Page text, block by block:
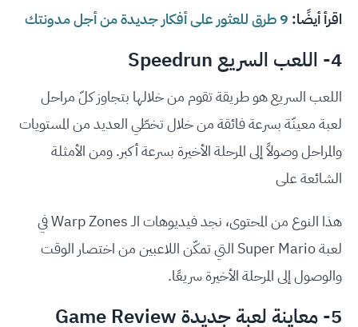
اقرأ أيضًا: 9 طرق للعثور على أفكار جديدة من أجل مدونتك
4- اللعب السريع Speedrun
اللعب السريع هو طريقة تقوم من خلالها بتجاوز كلّ مراحل
لعبة معينّة بسرعة فائقة من خلال تخطّي العديد من المستويات
والمراحل وصولاً إلى المرحلة الأخيرة بسرعة أكبر. ومن الأمثلة
الشائعة على
هذا النوع من المحتوى، نجد فيديوهات الـ Warp Zones في
لعبة Super Mario التي تمكّن اللاعبين من اختصار الوقت
والوصول إلى المرحلة الأخيرة سريعًا.
5- معاينة لعبة جديدة Game Review